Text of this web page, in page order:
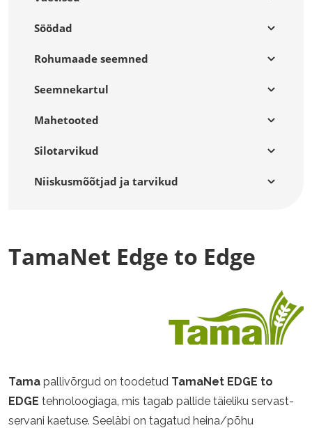
Söödad
Rohumaade seemned
Seemnekartul
Mahetooted
Silotarvikud
Niiskusmõõtjad ja tarvikud
TamaNet Edge to Edge
Tama pallivõrgud on toodetud TamaNet EDGE to
EDGE tehnoloogiaga, mis tagab pallide täieliku servast-
servani kaetuse. Seeläbi on tagatud heina/põhu